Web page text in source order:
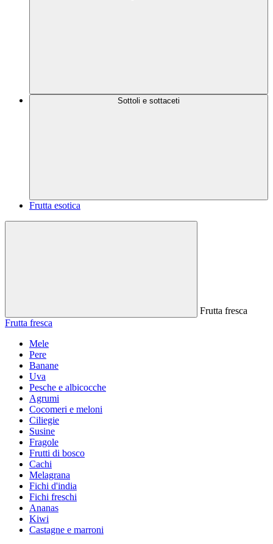
Sottoli e sottaceti
Frutta esotica
Frutta fresca
Frutta fresca
Mele
Pere
Banane
Uva
Pesche e albicocche
Agrumi
Cocomeri e meloni
Ciliegie
Susine
Fragole
Frutti di bosco
Cachi
Melagrana
Fichi d'india
Fichi freschi
Ananas
Kiwi
Castagne e marroni